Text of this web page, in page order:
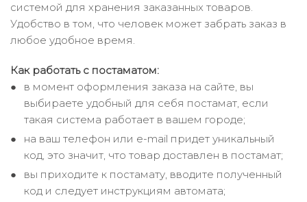
системой для хранения заказанных товаров.
Удобство в том, что человек может забрать заказ в
любое удобное время.
Как работать с постаматом:
в момент оформления заказа на сайте, вы
выбираете удобный для себя постамат, если
такая система работает в вашем городе;
на ваш телефон или e-mail придет уникальный
код, это значит, что товар доставлен в постамат;
вы приходите к постамату, вводите полученный
код и следует инструкциям автомата;